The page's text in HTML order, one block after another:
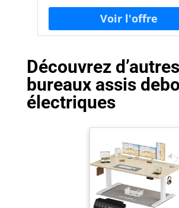
Découvrez d’autres
bureaux assis
électriques